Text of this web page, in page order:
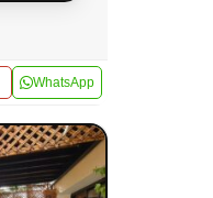
WhatsApp